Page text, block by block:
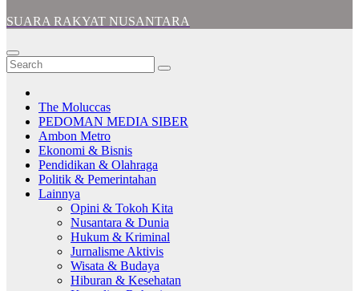
SUARA RAKYAT NUSANTARA
The Moluccas
PEDOMAN MEDIA SIBER
Ambon Metro
Ekonomi & Bisnis
Pendidikan & Olahraga
Politik & Pemerintahan
Lainnya
Opini & Tokoh Kita
Nusantara & Dunia
Hukum & Kriminal
Jurnalisme Aktivis
Wisata & Budaya
Hiburan & Kesehatan